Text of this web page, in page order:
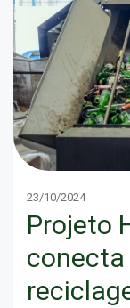
23/10/2024
Projeto
conecta